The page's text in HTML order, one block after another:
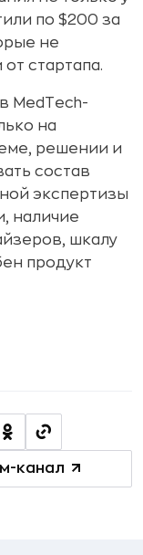
по $200 за
не
стартапа.
MedTech-
на
решении и
состав
экспертизы
наличие
шкалу
продукт
канал